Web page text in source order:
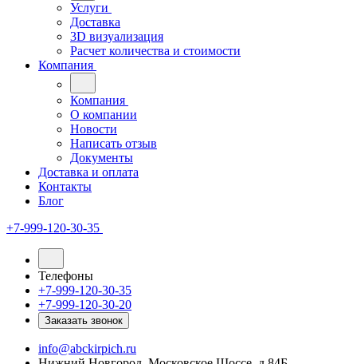
Услуги
Доставка
3D визуализация
Расчет количества и стоимости
Компания
Компания
О компании
Новости
Написать отзыв
Документы
Доставка и оплата
Контакты
Блог
+7-999-120-30-35
Телефоны
+7-999-120-30-35
+7-999-120-30-20
Заказать звонок
info@abckirpich.ru